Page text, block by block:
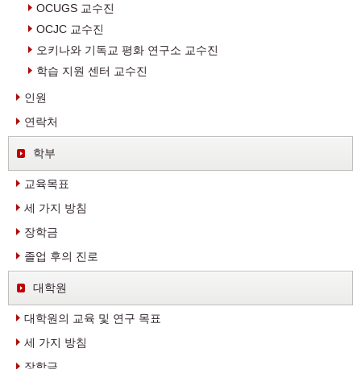
OCUGS 교수진
OCJC 교수진
오키나와 기독교 평화 연구소 교수진
학습 지원 센터 교수진
인원
연락처
학부
교육목표
세 가지 방침
장학금
졸업 후의 진로
대학원
대학원의 교육 및 연구 목표
세 가지 방침
장학금